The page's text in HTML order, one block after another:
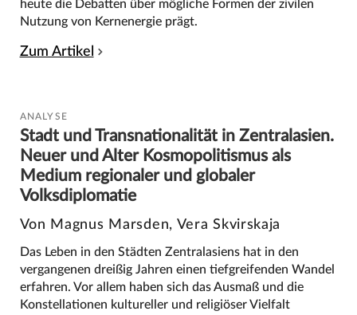
heute die Debatten über mögliche Formen der zivilen
Nutzung von Kernenergie prägt.
Zum Artikel
ANALYSE
Stadt und Transnationalität in Zentralasien.
Neuer und Alter Kosmopolitismus als
Medium regionaler und globaler
Volksdiplomatie
Von Magnus Marsden, Vera Skvirskaja
Das Leben in den Städten Zentralasiens hat in den
vergangenen dreißig Jahren einen tiefgreifenden Wandel
erfahren. Vor allem haben sich das Ausmaß und die
Konstellationen kultureller und religiöser Vielfalt